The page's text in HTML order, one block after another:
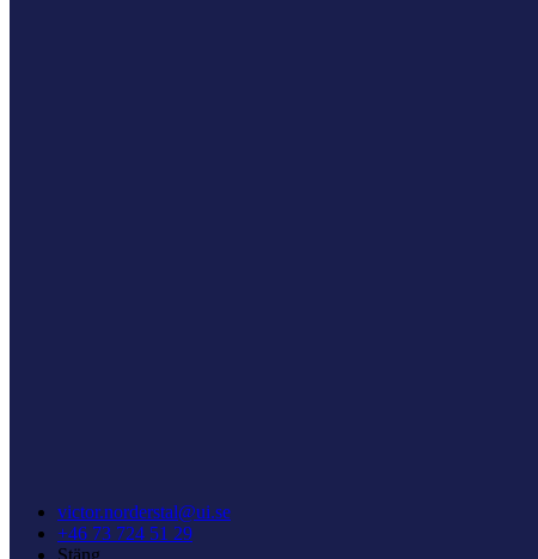
victor.norderstal@ui.se
+46 73 724 51 29